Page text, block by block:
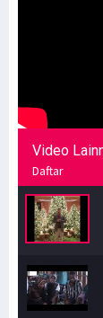
Video
Daftar